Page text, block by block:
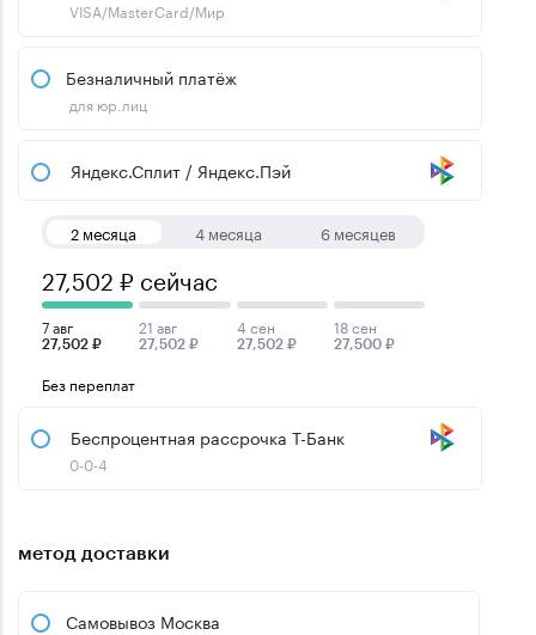
VISA/MasterCard/Мир
Безналичный платёж
для юр.лиц
Яндекс.Сплит / Яндекс.Пэй
2 месяца 4 месяца 6 месяцев
27,502 ₽ сейчас
7 авг
27,502 ₽
21 авг
27,502 ₽
4 сен
27,502 ₽
18 сен
27,500 ₽
Без переплат
Беспроцентная рассрочка Т-Банк
0-0-4
метод доставки
Самовывоз Москва